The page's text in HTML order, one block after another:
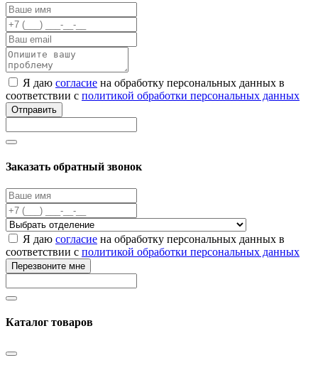
Я даю согласие на обработку персональных данных в
соответствии с политикой обработки персональных данных
Отправить
Заказать обратный звонок
Я даю согласие на обработку персональных данных в
соответствии с политикой обработки персональных данных
Перезвоните мне
Каталог товаров